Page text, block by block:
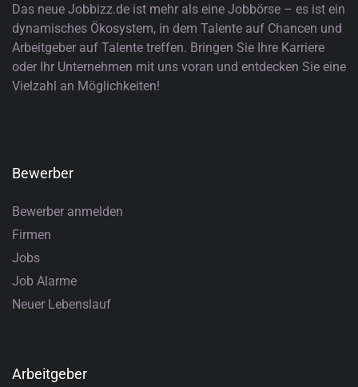
Das neue Jobbizz.de ist mehr als eine Jobbörse – es ist ein
dynamisches Ökosystem, in dem Talente auf Chancen und
Arbeitgeber auf Talente treffen. Bringen Sie Ihre Karriere
oder Ihr Unternehmen mit uns voran und entdecken Sie eine
Vielzahl an Möglichkeiten!
Bewerber
Bewerber anmelden
Firmen
Jobs
Job Alarme
Neuer Lebenslauf
Arbeitgeber